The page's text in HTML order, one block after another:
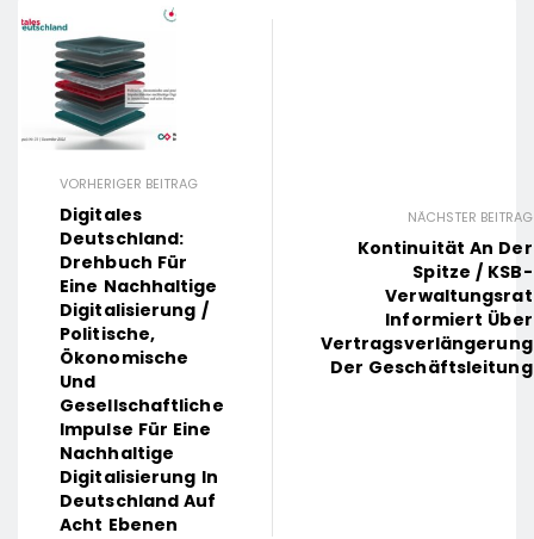
VORHERIGER BEITRAG
Digitales
Deutschland:
Drehbuch Für
Eine Nachhaltige
Digitalisierung /
Politische,
Ökonomische
Und
Gesellschaftliche
Impulse Für Eine
Nachhaltige
Digitalisierung In
Deutschland Auf
Acht Ebenen
NÄCHSTER BEITRAG
Kontinuität An Der
Spitze / KSB-
Verwaltungsrat
Informiert Über
Vertragsverlängerung
Der Geschäftsleitung